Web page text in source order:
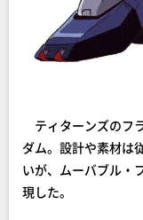
ティターンズのフ
ダム。設計や素材は
いが、ムーバブル・
現した。